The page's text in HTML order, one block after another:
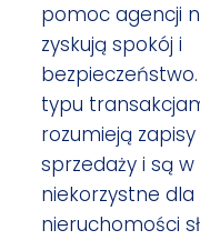
pomoc agencji
zyskują spokój i
typu
rozumieją
sprzedaży i są
niekorzystne
nieruchomości